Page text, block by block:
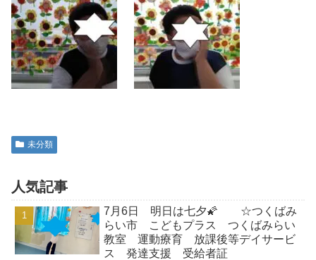
未分類
人気記事
7月6日 明日は七夕🌠 ☆つくばみ
らい市 こどもプラス つくばみらい
教室 運動療育 放課後等デイサービ
ス 発達支援 受給者証